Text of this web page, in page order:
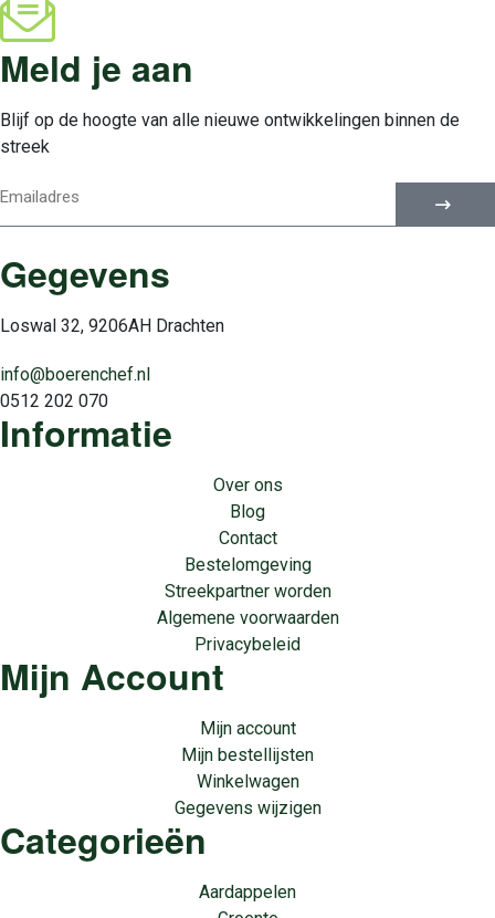
Meld je aan
Blijf op de hoogte van alle nieuwe ontwikkelingen binnen de
streek
Gegevens
Loswal 32, 9206AH Drachten
info@boerenchef.nl
0512 202 070
Informatie
Over ons
Blog
Contact
Bestelomgeving
Streekpartner worden
Algemene voorwaarden
Privacybeleid
Mijn Account
Mijn account
Mijn bestellijsten
Winkelwagen
Gegevens wijzigen
Categorieën
Aardappelen